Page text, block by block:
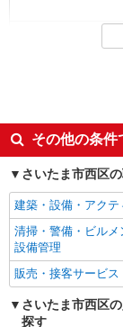
入出庫・商品管理
交通費支給
その他の条件
さいたま市西区
建築・設備・アクテ
清掃・警備・ビルメ
設備管理
販売・接客サービス
さいたま市西区
探す